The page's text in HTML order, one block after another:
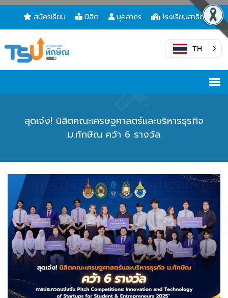
สมัครเรียน นิสิต บุคลากร โรงเรียนสาธิต
TH
สุดเจ๋ง! นิสิตคณะเศรษฐศาสตร์และบริหารธุรกิจ
ม.ทักษิณ คว้า 6 รางวัล